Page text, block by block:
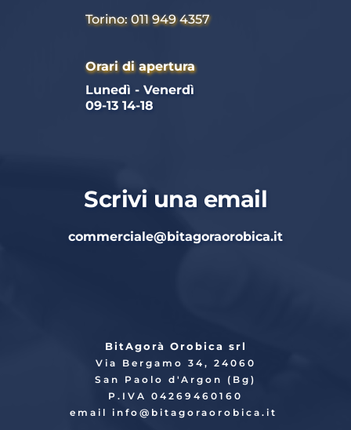
Torino: 011 949 4357
Orari di apertura
Lunedì - Venerdì
09-13 14-18
Scrivi una email
commerciale@bitagoraorobica.it
BitAgorà Orobica srl
Via Bergamo 34, 24060
San Paolo d'Argon (Bg)
P.IVA 04269460160
email info @bitagoraorobica.it